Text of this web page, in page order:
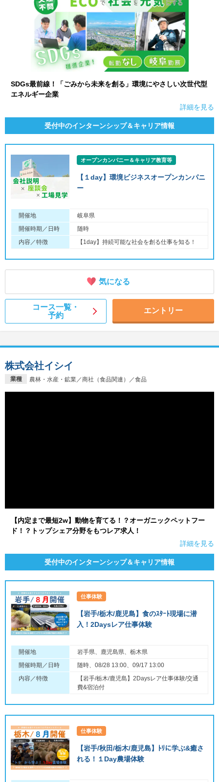
SDGs最前線！「ごみから未来を創る」環境にやさしい次世代型
エネルギー企業
詳細を見る
受付中のインターンシップ＆キャリア情報
オープンカンパニー＆キャリア教育等
【１day】環境ビジネスオープンカンパニ
ー
開催地
岐阜県
開催時期／日時
随時
内容／特徴
【1day】持続可能な社会を創る仕事を知る！
気になる
コース一覧・
予約
エントリー
業種 農林・水産・鉱業／商社（食品関連）／食品
株式会社イシイ
【内定まで最短2w】動物を育てる！？オーガニックペットフー
ド！？トップシェア分野をもつレア求人！
詳細を見る
受付中のインターンシップ＆キャリア情報
仕事体験
【岩手/栃木/鹿児島】食のｽﾀｰﾄ現場に潜
入！2Daysレア仕事体験
開催地
岩手県、鹿児島県、栃木県
開催時期／日時
随時、08/28 13:00、09/17 13:00
内容／特徴
【岩手/栃木/鹿児島】2Daysレア仕事体験/交通
費&宿泊付
仕事体験
【岩手/秋田/栃木/鹿児島】ﾄﾘに学ぶ&癒さ
れる！１Day農場体験